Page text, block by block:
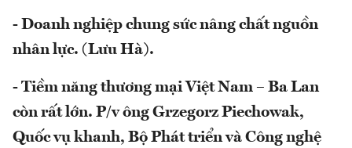
- Doanh nghiệp chung sức nâng chất nguồn
nhân lực. (Lưu Hà).
- Tiềm năng thương mại Việt Nam – Ba Lan
còn rất lớn. P/v ông Grzegorz Piechowak,
Quốc vụ khanh, Bộ Phát triển và Công nghệ